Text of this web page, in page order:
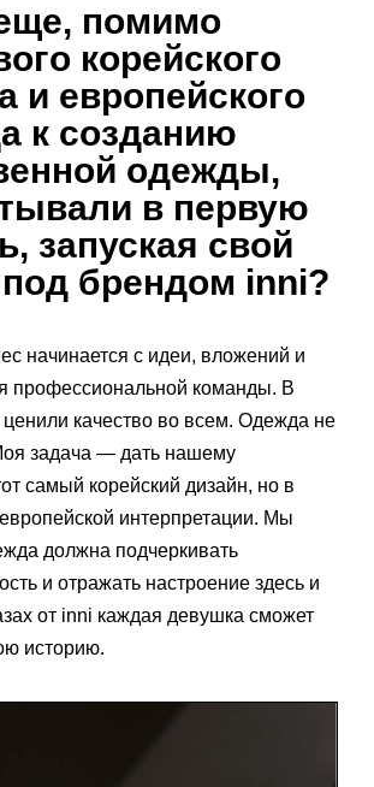
помимо
корейского
и европейского
к созданию
одежды,
в первую
запуская свой
под брендом inni?
начинается с идеи, вложений и
профессиональной команды. В
ценили качество во всем. Одежда не
задача — дать нашему
самый корейский дизайн, но в
интерпретации. Мы
должна подчеркивать
и отражать настроение здесь и
от inni каждая девушка сможет
историю.